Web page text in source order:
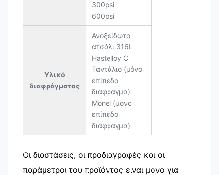
300psi
600psi
Υλικό
διαφράγματος
Ανοξείδωτο
ατσάλι 316L
Hastelloy C
Ταντάλιο (μόνο
επίπεδο
διάφραγμα)
Monel (μόνο
επίπεδο
διάφραγμα)
Οι διαστάσεις, οι προδιαγραφές και οι
παράμετροι του προϊόντος είναι μόνο για